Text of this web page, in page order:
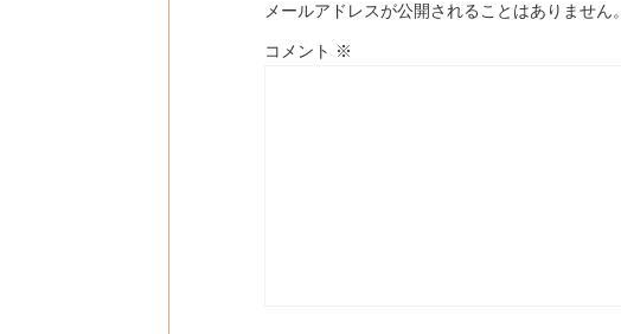
メールアドレスが公開されることはありません。
コメント ※